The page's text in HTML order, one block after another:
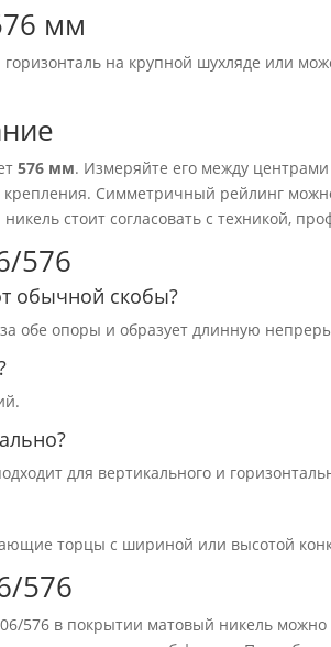
мм
на крупной шухляде или
576 мм. Измеряйте его между
крепления. Симметричный рейлинг
стоит согласовать с техникой,
576
обычной скобы?
за обе опоры и образует длинную
для вертикального и
торцы с шириной или высотой
576
576 в покрытии матовый никель